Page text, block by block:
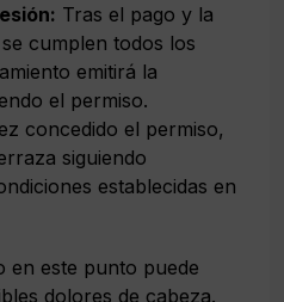
Tras el pago y la
cumplen todos los
emitirá la
el permiso.
concedido el permiso,
siguiendo
establecidas en
en este punto puede
dolores de cabeza.